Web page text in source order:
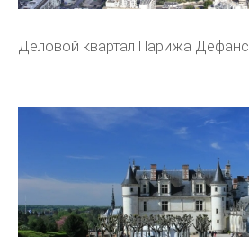
Деловой квартал Парижа Дефанс